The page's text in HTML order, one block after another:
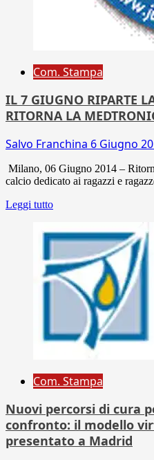
Com. Stampa
IL 7 GIUGNO RIPARTE
RITORNA LA
Salvo Franchina 6 Giugno
Milano, 06 Giugno 2014 –
calcio dedicato ai ragazzi e
Leggi tutto
Com. Stampa
Nuovi percorsi di cura
confronto: il modello
presentato a Madrid